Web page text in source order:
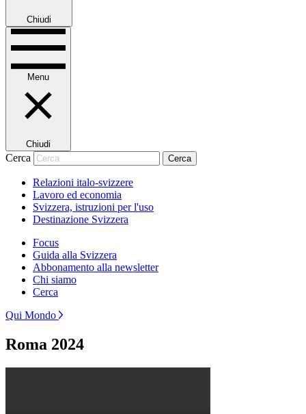
Chiudi
Menu
Chiudi
Cerca Cerca
Relazioni italo-svizzere
Lavoro ed economia
Svizzera, istruzioni per l'uso
Destinazione Svizzera
Focus
Guida alla Svizzera
Abbonamento alla newsletter
Chi siamo
Cerca
Qui Mondo
Roma 2024